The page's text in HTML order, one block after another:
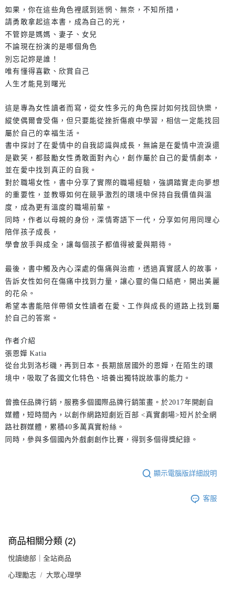
如果，你在這些角色裡感到迷惘、無奈，不知所措，
請勇敢拿起這本書，成為自己的光，
不管妳是媽媽、妻子、女兒
不論現在扮演的是哪個角色
別忘記妳是誰！
唯有懂得喜歡、欣賞自己
人生才能見到曙光
這是專為女性讀者而寫，從女性多元的角色探討如何找回快樂，
縱使偶爾會受傷，但只要能從挫折傷痕中學習，相信一定能找回
屬於自己的幸福生活。
書中探討了在愛情中的自我認識與成長，無論是在愛情中流淚還
是歡笑，都鼓勵女性勇敢面對內心，創作屬於自己的愛情劇本，
並在愛中找到真正的自我。
對於職場女性，書中分享了實際的職場經驗，強調踏實走向夢想
的重要性，並教導如何在競爭激烈的環境中保持自我價值與溫
度，成為更有溫度的職場前輩。
同時，作者以母親的身份，深情寄語下一代，分享如何用同理心
陪伴孩子成長，
學會放手與成全，讓每個孩子都值得被愛與期待。
最後，書中觸及內心深處的傷痛與治癒，透過真實感人的故事，
告訴女性如何在傷痛中找到力量，讓心靈的傷口結疤，開出美麗
的花朵。
希望本書能陪伴帶領女性讀者在愛、工作與成長的道路上找到屬
於自己的答案。
作者介紹
張恩嬅 Katia
從台北到洛杉磯，再到日本。長期旅居國外的恩嬅，在陌生的環
境中，吸取了各國文化特色、培養出獨特說故事的能力。
曾擔任品牌行銷，服務多個國際品牌行銷策畫。於2017年開創自
媒體，短時間內，以創作網路短劇近百部 <真實劇場>短片於全網
路社群媒體，累積40多萬真實粉絲。
同時，參與多個國內外戲劇創作比賽，得到多個得獎紀錄。
顯示電腦版詳細說明
客服
商品相關分類 (2)
悅讀總部｜全站商品
心理勵志 大眾心理學